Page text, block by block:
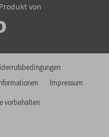
von
vorbehalten
Impressum